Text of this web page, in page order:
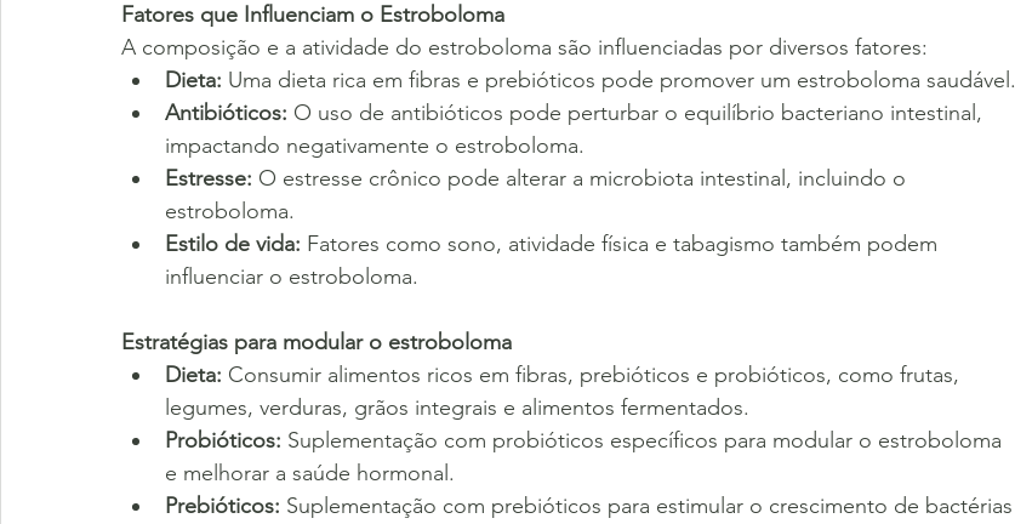
Fatores que Influenciam o Estroboloma
A composição e a atividade do estroboloma são influenciadas por diversos fatores:
Dieta: Uma dieta rica em fibras e prebióticos pode promover um estroboloma saudável.
Antibióticos: O uso de antibióticos pode perturbar o equilíbrio bacteriano intestinal,
impactando negativamente o estroboloma.
Estresse: O estresse crônico pode alterar a microbiota intestinal, incluindo o
estroboloma.
Estilo de vida: Fatores como sono, atividade física e tabagismo também podem
influenciar o estroboloma.
Estratégias para modular o estroboloma
Dieta: Consumir alimentos ricos em fibras, prebióticos e probióticos, como frutas,
legumes, verduras, grãos integrais e alimentos fermentados.
Probióticos: Suplementação com probióticos específicos para modular o estroboloma
e melhorar a saúde hormonal.
Prebióticos: Suplementação com prebióticos para estimular o crescimento de bactérias